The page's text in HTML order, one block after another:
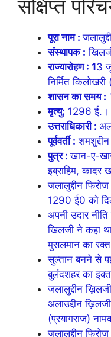
संक्षिप्त
पूरा नाम :
संस्थापक :
राज्यारोहण : 13
निर्मित
शासन का समय :
मृत्यु: 1296 ई.।
उत्तराधिकारी :
पूर्ववर्ती :
पुत्र :खान-ए-
इब्राहिम, कादर
जलालुद्दीन
1290 ई0 को
अपनी उदार
खिलजी ने कहा
मुसलमान का रक्त
सुल्तान बनने से
बुलंदशहर का
जलालुद्दीन
अलाउद्दीन
(प्रयागराज)
जलालुद्दीन